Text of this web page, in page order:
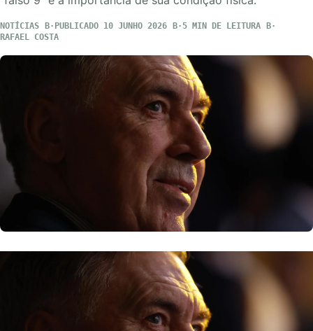
NOTÍCIAS PUBLICADO 10 JUNHO 2026
5 MIN DE LEITURA
RAFAEL COSTA